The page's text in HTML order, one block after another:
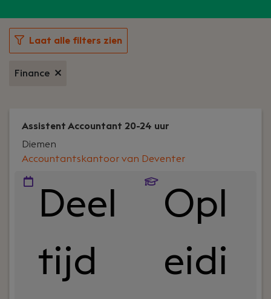
Laat alle filters zien
Finance
Assistent Accountant 20-24 uur
Accountantskantoor van Deventer
Diemen
Deel
tijd
Opl
eidi